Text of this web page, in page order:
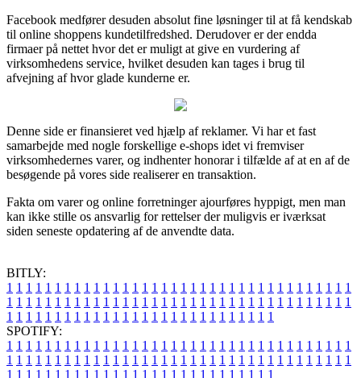
Facebook medfører desuden absolut fine løsninger til at få kendskab
til online shoppens kundetilfredshed. Derudover er der endda
firmaer på nettet hvor det er muligt at give en vurdering af
virksomhedens service, hvilket desuden kan tages i brug til
afvejning af hvor glade kunderne er.
Denne side er finansieret ved hjælp af reklamer. Vi har et fast
samarbejde med nogle forskellige e-shops idet vi fremviser
virksomhedernes varer, og indhenter honorar i tilfælde af at en af de
besøgende på vores side realiserer en transaktion.
Fakta om varer og online forretninger ajourføres hyppigt, men man
kan ikke stille os ansvarlig for rettelser der muligvis er iværksat
siden seneste opdatering af de anvendte data.
BITLY:
1 1 1 1 1 1 1 1 1 1 1 1 1 1 1 1 1 1 1 1 1 1 1 1 1 1 1 1 1 1 1 1 1 1 1 1
1 1 1 1 1 1 1 1 1 1 1 1 1 1 1 1 1 1 1 1 1 1 1 1 1 1 1 1 1 1 1 1 1 1 1 1
1 1 1 1 1 1 1 1 1 1 1 1 1 1 1 1 1 1 1 1 1 1 1 1 1 1 1 1
SPOTIFY:
1 1 1 1 1 1 1 1 1 1 1 1 1 1 1 1 1 1 1 1 1 1 1 1 1 1 1 1 1 1 1 1 1 1 1 1
1 1 1 1 1 1 1 1 1 1 1 1 1 1 1 1 1 1 1 1 1 1 1 1 1 1 1 1 1 1 1 1 1 1 1 1
1 1 1 1 1 1 1 1 1 1 1 1 1 1 1 1 1 1 1 1 1 1 1 1 1 1 1 1